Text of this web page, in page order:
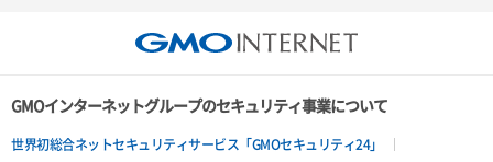
GMOインターネットグループのセキュリティ事業について
世界初総合ネットセキュリティサービス「GMOセキュリティ24」